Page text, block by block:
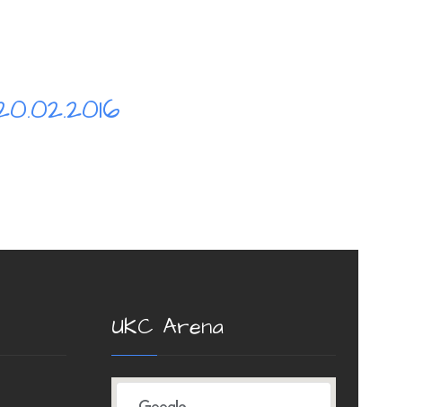
UKC Arena